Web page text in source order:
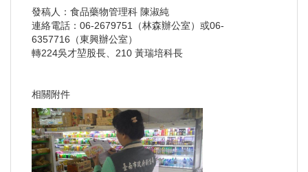
發稿人：食品藥物管理科 陳淑純
連絡電話：06-2679751（林森辦公室）或06-
6357716（東興辦公室）
轉224吳才堃股長、210 黃瑞培科長
相關附件